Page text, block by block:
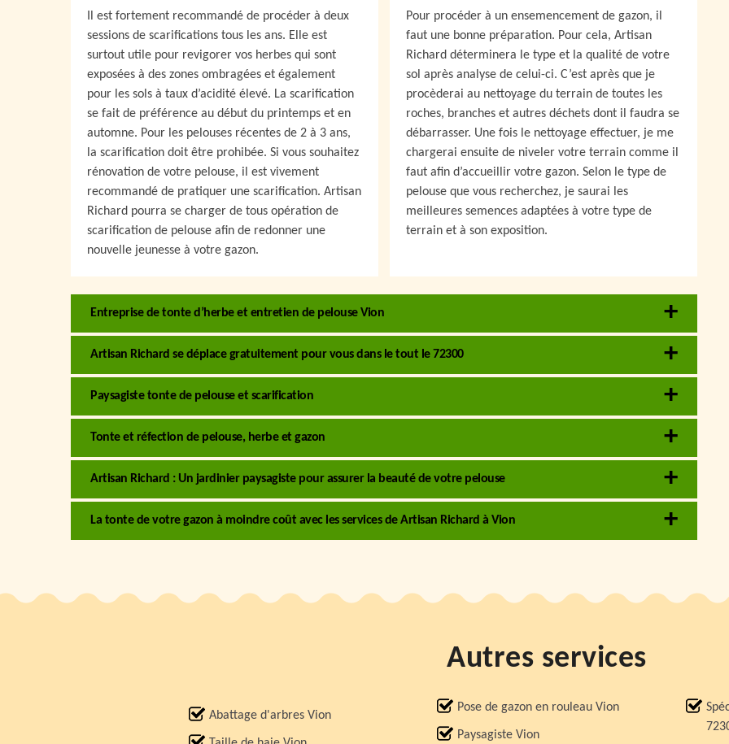
Il est fortement recommandé de procéder à deux
sessions de scarifications tous les ans. Elle est
surtout utile pour revigorer vos herbes qui sont
exposées à des zones ombragées et également
pour les sols à taux d’acidité élevé. La scarification
se fait de préférence au début du printemps et en
automne. Pour les pelouses récentes de 2 à 3 ans,
la scarification doit être prohibée. Si vous souhaitez
rénovation de votre pelouse, il est vivement
recommandé de pratiquer une scarification. Artisan
Richard pourra se charger de tous opération de
scarification de pelouse afin de redonner une
nouvelle jeunesse à votre gazon.
Pour procéder à un ensemencement de gazon, il
faut une bonne préparation. Pour cela, Artisan
Richard déterminera le type et la qualité de votre
sol après analyse de celui-ci. C’est après que je
procèderai au nettoyage du terrain de toutes les
roches, branches et autres déchets dont il faudra se
débarrasser. Une fois le nettoyage effectuer, je me
chargerai ensuite de niveler votre terrain comme il
faut afin d’accueillir votre gazon. Selon le type de
pelouse que vous recherchez, je saurai les
meilleures semences adaptées à votre type de
terrain et à son exposition.
Entreprise de tonte d’herbe et entretien de pelouse Vion
Artisan Richard se déplace gratuitement pour vous dans le tout le 72300
Paysagiste tonte de pelouse et scarification
Tonte et réfection de pelouse, herbe et gazon
Artisan Richard : Un jardinier paysagiste pour assurer la beauté de votre pelouse
La tonte de votre gazon à moindre coût avec les services de Artisan Richard à Vion
Autres services
Abattage d'arbres Vion
Pose de gazon en rouleau Vion
Paysagiste Vion